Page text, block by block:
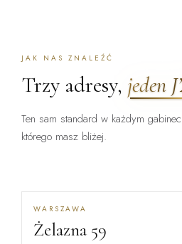
JAK NAS ZNALEŹĆ
Trzy adresy, jeden
Ten sam standard w każdym
którego masz bliżej.
WARSZAWA
Żelazna 59